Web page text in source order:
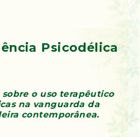
Psicodélica
o uso terapêutico
na vanguarda da
contemporânea.